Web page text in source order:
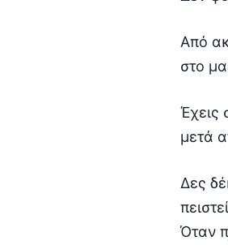
Από
στο
Έχεις
μετά
Δες
Όταν